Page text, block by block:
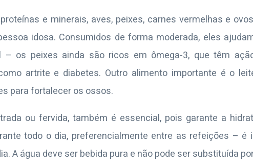
e minerais, aves, peixes, carnes vermelhas e
idosa. Consumidos de forma moderada, eles
– os peixes ainda são ricos em ômega-3, que têm
artrite e diabetes. Outro alimento importante é o
para fortalecer os ossos.
ou fervida, também é essencial, pois garante a
todo o dia, preferencialmente entre as refeições –
A água deve ser bebida pura e não pode ser substituída